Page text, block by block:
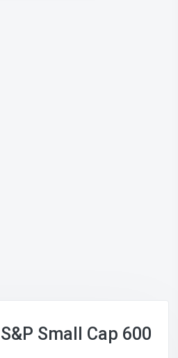
Small Cap 600